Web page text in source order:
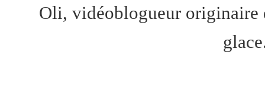
Oli, vidéoblogueur originaire